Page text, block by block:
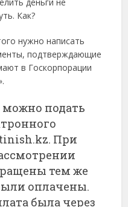
Как?
нужно написать
подтверждающие
в Госкорпорации
можно подать
При
тем же
оплачены.
была через